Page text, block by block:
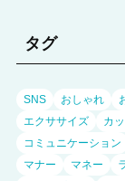
タグ
SNS おしゃれ
エクササイズ
カ
コミュニケーション
マナー
マネー